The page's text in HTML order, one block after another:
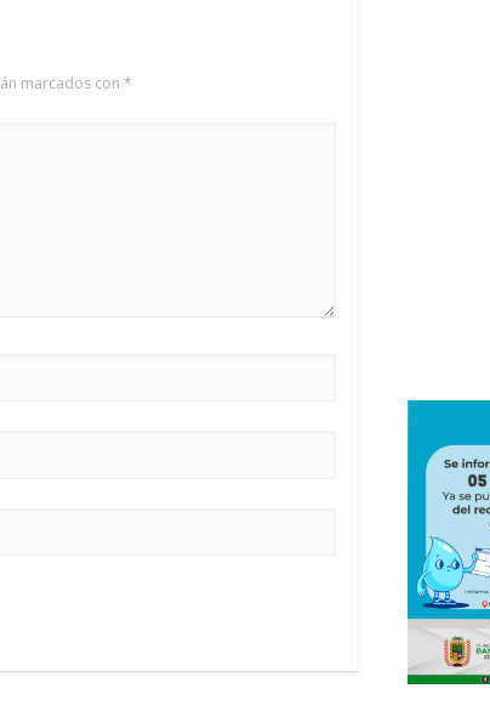
marcados con *